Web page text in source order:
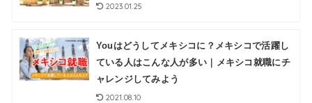
2023.01.25
Youはどうしてメキシコに？メキシコで活躍し
ている人はこんな人が多い｜メキシコ就職にチ
ャレンジしてみよう
2021.08.10